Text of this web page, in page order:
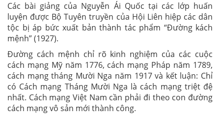
Các bài giảng của Nguyễn Ái Quốc tại các lớp huấn
luyện được Bộ Tuyên truyền của Hội Liên hiệp các dân
tộc bị áp bức xuất bản thành tác phẩm “Đường kách
mệnh” (1927).
Đường cách mệnh chỉ rõ kinh nghiệm của các cuộc
cách mạng Mỹ năm 1776, cách mạng Pháp năm 1789,
cách mạng tháng Mười Nga năm 1917 và kết luận: Chỉ
có Cách mạng Tháng Mười Nga là cách mạng triệt đệ
nhất. Cách mạng Việt Nam cần phải đi theo con đường
cách mạng vô sản mới thành công.